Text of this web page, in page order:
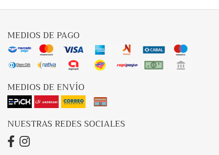
MEDIOS DE PAGO
MEDIOS DE ENVÍO
NUESTRAS REDES SOCIALES